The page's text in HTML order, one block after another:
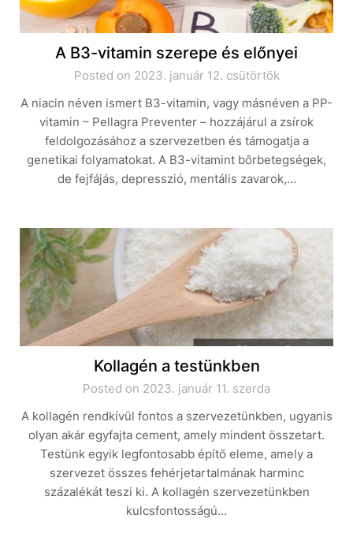
A B3-vitamin szerepe és előnyei
Posted on 2023. január 12. csütörtök
A niacin néven ismert B3-vitamin, vagy másnéven a PP-
vitamin – Pellagra Preventer – hozzájárul a zsírok
feldolgozásához a szervezetben és támogatja a
genetikai folyamatokat. A B3-vitamint bőrbetegségek,
de fejfájás, depresszió, mentális zavarok,…
Kollagén a testünkben
Posted on 2023. január 11. szerda
A kollagén rendkívül fontos a szervezetünkben, ugyanis
olyan akár egyfajta cement, amely mindent összetart.
Testünk egyik legfontosabb építő eleme, amely a
szervezet összes fehérjetartalmának harminc
százalékát teszi ki. A kollagén szervezetünkben
kulcsfontosságú…